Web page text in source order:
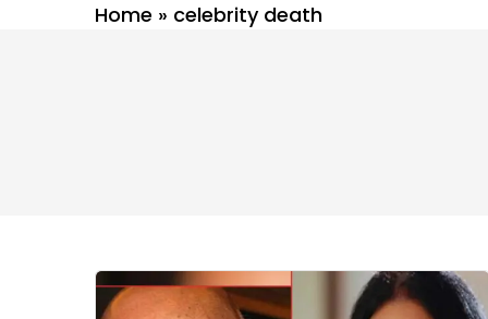
Home » celebrity death